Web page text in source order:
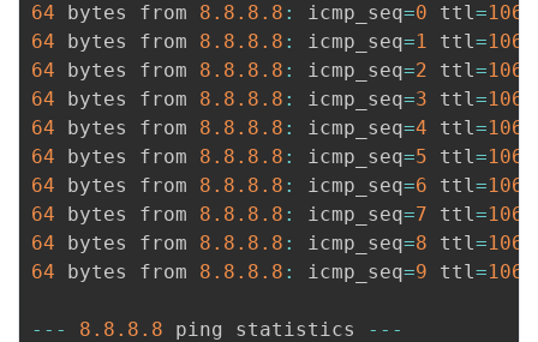
64 bytes from 8.8 .8 .8 : icmp_seq=0 ttl=106
64 bytes from 8.8 .8 .8 : icmp_seq=1 ttl=106
64 bytes from 8.8 .8 .8 : icmp_seq=2 ttl=106
64 bytes from 8.8 .8 .8 : icmp_seq=3 ttl=106
64 bytes from 8.8 .8 .8 : icmp_seq=4 ttl=106
64 bytes from 8.8 .8 .8 : icmp_seq=5 ttl=106
64 bytes from 8.8 .8 .8 : icmp_seq=6 ttl=106
64 bytes from 8.8 .8 .8 : icmp_seq=7 ttl=106
64 bytes from 8.8 .8 .8 : icmp_seq=8 ttl=106
64 bytes from 8.8 .8 .8 : icmp_seq=9 ttl=106
-- - 8.8 .8 .8 ping statistics -- -